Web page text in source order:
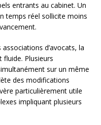
entrants au cabinet. Un
temps réel sollicite moins
d’avocats, la
fluide. Plusieurs
sur un même
des modifications
particulièrement utile
impliquant plusieurs